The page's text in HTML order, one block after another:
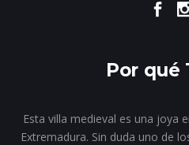
Por qué
Esta villa medieval es una joya
Extremadura. Sin duda uno de